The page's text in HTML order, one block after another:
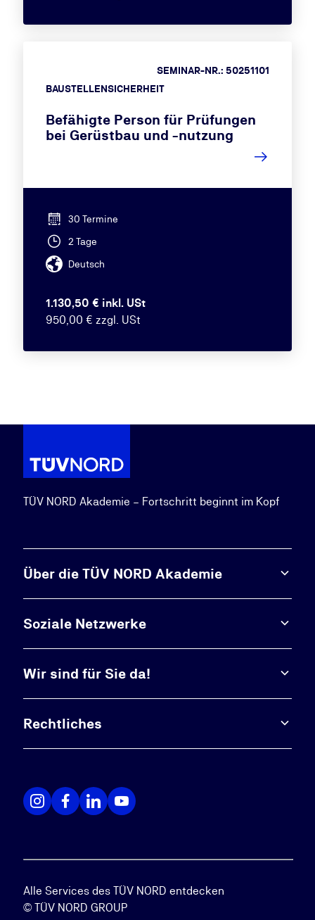
BAUSTELLENSICHERHEIT
SEMINAR-NR.: 50251101
Befähigte Person für Prüfungen
bei Gerüstbau und -nutzung
30 Termine
2 Tage
Deutsch
1.130,50 € inkl. USt
950,00 € zzgl. USt
TÜV NORD Akademie – Fortschritt beginnt im Kopf
Über die TÜV NORD Akademie
Soziale Netzwerke
Wir sind für Sie da!
Rechtliches
Alle Services des TÜV NORD entdecken
© TÜV NORD GROUP